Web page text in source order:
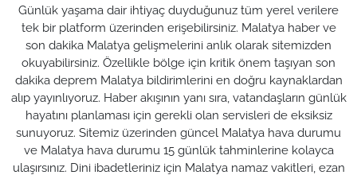
Günlük yaşama dair ihtiyaç duyduğunuz tüm yerel verilere
tek bir platform üzerinden erişebilirsiniz. Malatya haber ve
son dakika Malatya gelişmelerini anlık olarak sitemizden
okuyabilirsiniz. Özellikle bölge için kritik önem taşıyan son
dakika deprem Malatya bildirimlerini en doğru kaynaklardan
alıp yayınlıyoruz. Haber akışının yanı sıra, vatandaşların günlük
hayatını planlaması için gerekli olan servisleri de eksiksiz
sunuyoruz. Sitemiz üzerinden güncel Malatya hava durumu
ve Malatya hava durumu 15 günlük tahminlerine kolayca
ulaşırsınız. Dini ibadetleriniz için Malatya namaz vakitleri, ezan